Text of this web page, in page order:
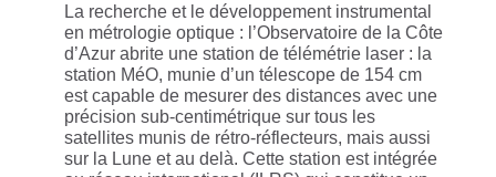
La recherche et le développement instrumental
en métrologie optique : l’Observatoire de la Côte
d’Azur abrite une station de télémétrie laser : la
station MéO, munie d’un télescope de 154 cm
est capable de mesurer des distances avec une
précision sub-centimétrique sur tous les
satellites munis de rétro-réflecteurs, mais aussi
sur la Lune et au delà. Cette station est intégrée